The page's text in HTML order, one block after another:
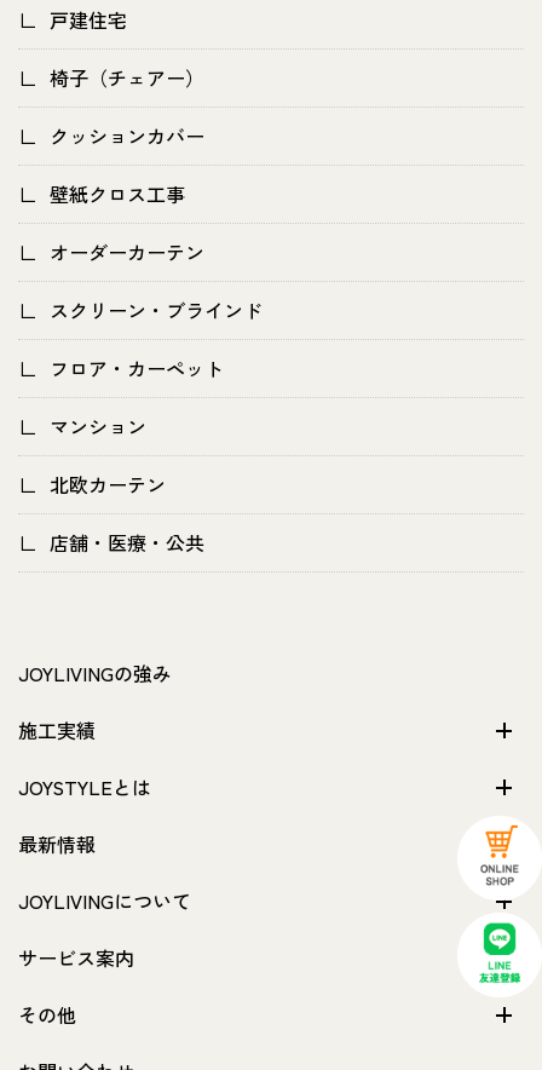
戸建住宅
椅子（チェアー）
クッションカバー
壁紙クロス工事
オーダーカーテン
スクリーン・ブラインド
フロア・カーペット
マンション
北欧カーテン
店舗・医療・公共
JOYLIVINGの強み
施工実績
JOYSTYLEとは
最新情報
JOYLIVINGについて
サービス案内
その他